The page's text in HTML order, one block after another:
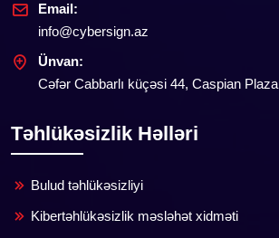
Email:
info@cybersign.az
Ünvan:
Cəfər Cabbarlı küçəsi 44, Caspian Plaza
Təhlükəsizlik Həlləri
Bulud təhlükəsizliyi
Kibertəhlükəsizlik məsləhət xidməti